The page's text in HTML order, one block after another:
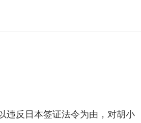
违反日本签证法令为由，对胡小